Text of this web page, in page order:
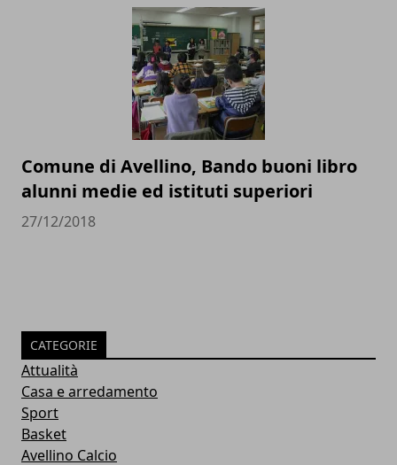
Comune di Avellino, Bando buoni libro
alunni medie ed istituti superiori
27/12/2018
CATEGORIE
Attualità
Casa e arredamento
Sport
Basket
Avellino Calcio